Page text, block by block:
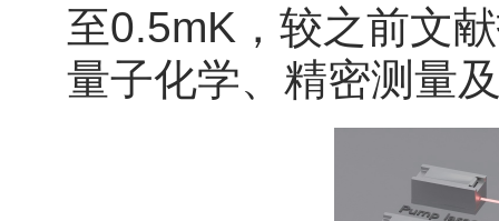
至0.5mK，较之前文
量子化学、精密测量